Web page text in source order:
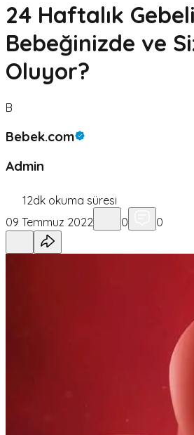
24 Haftalık
Bebeğinizde ve
Oluyor?
B
Bebek.com
Admin
12dk okuma süresi
09 Temmuz 2022
0 0